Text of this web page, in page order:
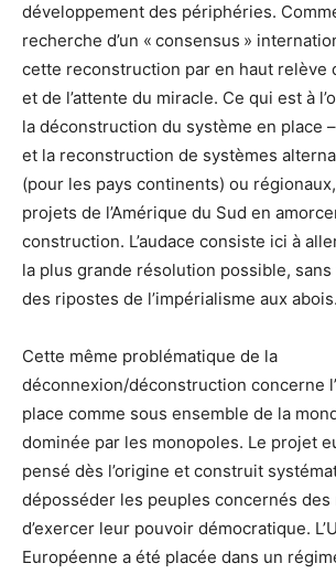
développement des périphéries.
recherche d’un « consensus »
cette reconstruction par en haut
et de l’attente du miracle. Ce qui est à
la déconstruction du système en place
et la reconstruction de systèmes
(pour les pays continents) ou
projets de l’Amérique du Sud en
construction. L’audace consiste ici à
la plus grande résolution possible, sans
des ripostes de l’impérialisme aux abois.
Cette même problématique de la
déconnexion/déconstruction concerne
place comme sous ensemble de la
dominée par les monopoles. Le projet
pensé dès l’origine et construit
déposséder les peuples concernés des
d’exercer leur pouvoir démocratique.
Européenne a été placée dans un